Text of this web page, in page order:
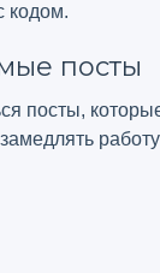
кодом.
посты
посты,